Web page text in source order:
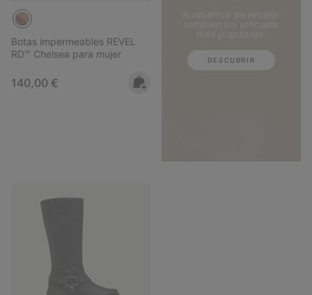
Botas impermeables REVEL
RD™ Chelsea para mujer
Regular price:
140,00 €
DESCUBRIR